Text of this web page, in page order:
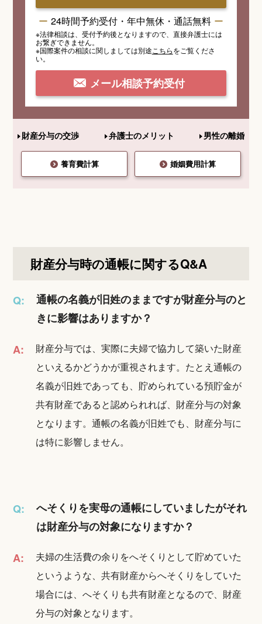
24時間予約受付・年中無休・通話無料
※法律相談は、受付予約後となりますので、 直接弁護士には
お繋ぎできません。
※国際案件の相談に関しましては別途 こちらをご覧くださ
い。
メール相談予約受付
財産分与の交渉 弁護士のメリット 男性の離婚
養育費計算 婚姻費用計算
財産分与時の通帳に関するQ&A
Q:
通帳の名義が旧姓のままですが財産分与のと
きに影響はありますか？
A:
財産分与では、実際に夫婦で協力して築いた財産
といえるかどうかが重視されます。たとえ通帳の
名義が旧姓であっても、貯められている預貯金が
共有財産であると認められれば、財産分与の対象
となります。通帳の名義が旧姓でも、財産分与に
は特に影響しません。
Q:
へそくりを実母の通帳にしていましたがそれ
は財産分与の対象になりますか？
A:
夫婦の生活費の余りをへそくりとして貯めていた
というような、共有財産からへそくりをしていた
場合には、へそくりも共有財産となるので、財産
分与の対象となります。